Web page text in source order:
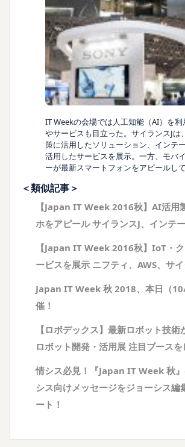
IT Weekの会場では人工知能（AI）を
やサービスも目立った。サイランスJは
策に活用したソリューション、インテ
活用したサービスを展示。一方、モバ
ーが最新スマートフォンをアピールして
＜類似記事＞
【Japan IT Week 2016秋】AI活用
ホをアピール サイランスJ、インテ
【Japan IT Week 2016秋】IoT・
ービスを展示 ニフティ、AWS、サ
Japan IT Week 秋 2018、本日（
催！
【ロボデックス】最新ロボット技術
ロボット開発・活用展 注目ブースを
情シス必見！『Japan IT Week 秋
シス向けメッセージをジョーシス編
ート！